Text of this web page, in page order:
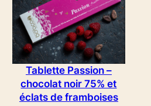
Tablette Passion –
chocolat noir 75% et
éclats de framboises